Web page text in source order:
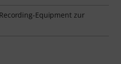
Equipment zur